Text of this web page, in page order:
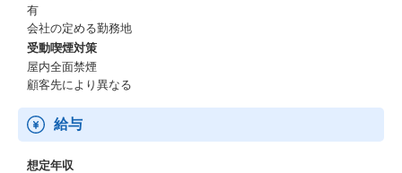
有
会社の定める勤務地
受動喫煙対策
屋内全面禁煙
顧客先により異なる
給与
想定年収